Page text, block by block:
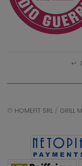
↩
© HOMEFIT SRL / GRILL